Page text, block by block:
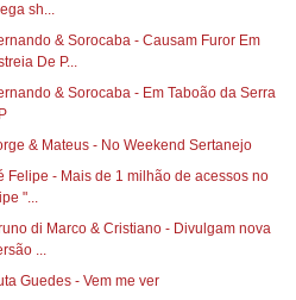
sh...
& Sorocaba - Causam Furor Em
De P...
& Sorocaba - Em Taboão da Serra
& Mateus - No Weekend Sertanejo
Felipe - Mais de 1 milhão de acessos no
"...
di Marco & Cristiano - Divulgam nova
...
Guedes - Vem me ver